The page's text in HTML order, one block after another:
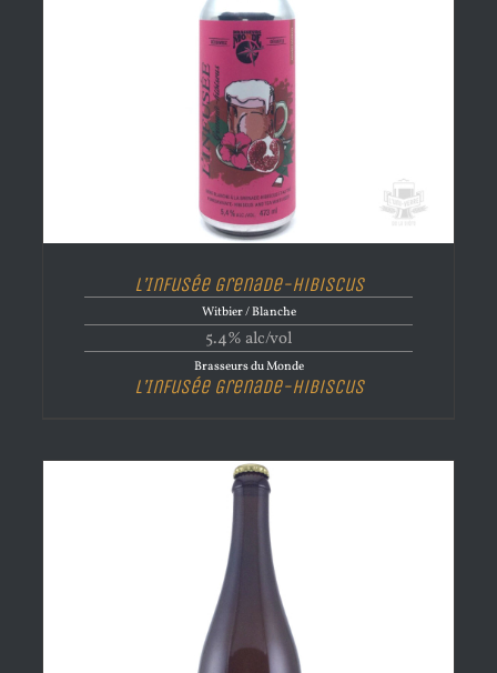
L’Infusée Grenade-hibiscus
Witbier / Blanche
5.4% alc/vol
Brasseurs du Monde
L’Infusée Grenade-hibiscus